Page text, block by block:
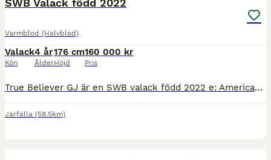
SWB Valack född 2022
Varmblod (Halvblod)
Valack
Kön
4 år
Ålder
176 cm
Höjd
160 000 kr
Pris
True Believer GJ är en SWB valack född 2022 e: Americano GJ - Heslegård's Rubin. Skimmel, ca 175 cm. Gångartsdiplom som 3-åring. Lillebror visades i år och fick gångartsdiplom och klass 1 hoppning. R
Järfälla (58.5km)